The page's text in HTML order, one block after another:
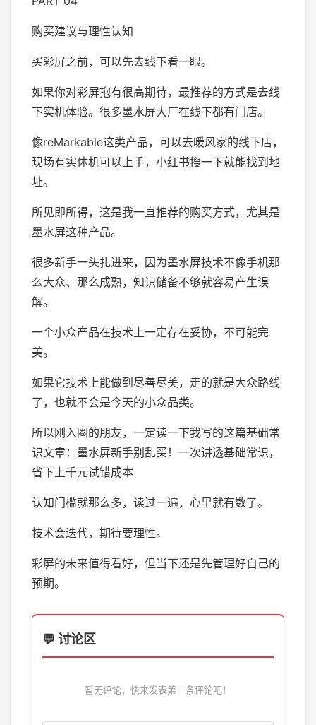
购买建议与理性认知
买彩屏之前，可以先去线下看一眼。
如果你对彩屏抱有很高期待，最推荐的方式是去线
下实机体验。很多墨水屏大厂在线下都有门店。
像reMarkable这类产品，可以去暖风家的线下店，
现场有实体机可以上手，小红书搜一下就能找到地
址。
所见即所得，这是我一直推荐的购买方式，尤其是
墨水屏这种产品。
很多新手一头扎进来，因为墨水屏技术不像手机那
么大众、那么成熟，知识储备不够就容易产生误
解。
一个小众产品在技术上一定存在妥协，不可能完
美。
如果它技术上能做到尽善尽美，走的就是大众路线
了，也就不会是今天的小众品类。
所以刚入圈的朋友，一定读一下我写的这篇基础常
识文章：墨水屏新手别乱买！一次讲透基础常识，
省下上千元试错成本
认知门槛就那么多，读过一遍，心里就有数了。
技术会迭代，期待要理性。
彩屏的未来值得看好，但当下还是先管理好自己的
预期。
💬 讨论区
暂无评论，快来发表第一条评论吧！